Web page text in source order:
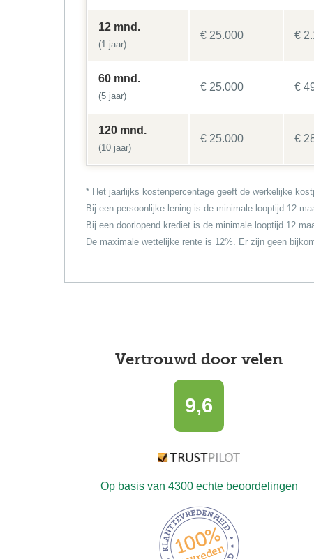
12 mnd.
(1 jaar)
€ 25.000 €
60 mnd.
(5 jaar)
€ 25.000 €
120 mnd.
(10 jaar)
€ 25.000 €
* Het jaarlijks kostenpercentage geeft de werkelijke
Bij een persoonlijke lening is de minimale looptijd 12
Bij een doorlopend krediet is de minimale looptijd 12
De maximale wettelijke rente is 12%. Er zijn geen
Vertrouwd door velen
9,6
Op basis van 4300echte beoordelingen